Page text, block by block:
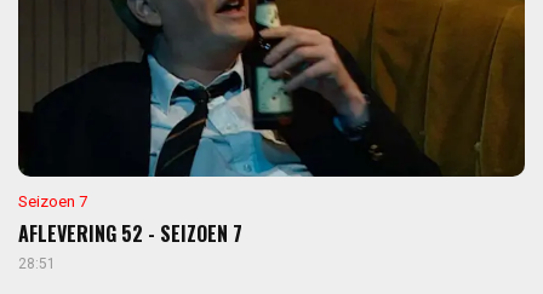
Seizoen 7
AFLEVERING 52 - SEIZOEN 7
28:51